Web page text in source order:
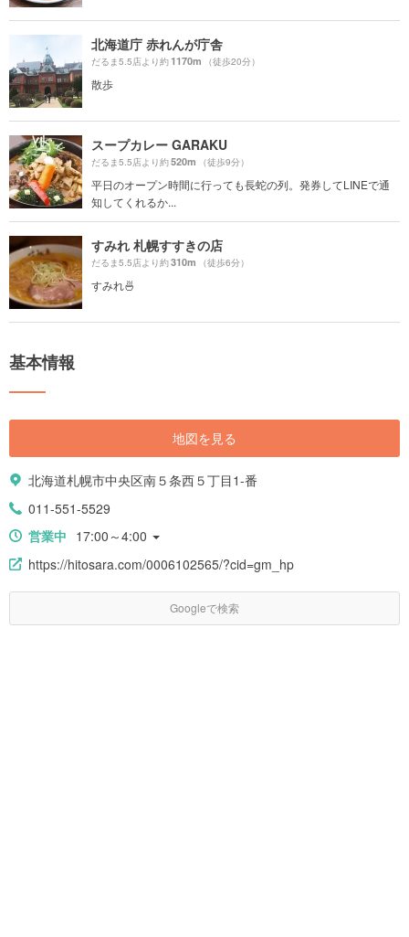
北海道庁 赤れんが庁舎
だるま5.5店より約1170m （徒歩20分）
散歩
スープカレー GARAKU
だるま5.5店より約520m （徒歩9分）
平日のオープン時間に行っても長蛇の列。発券してLINEで通
知してくれるか...
すみれ 札幌すすきの店
だるま5.5店より約310m （徒歩6分）
すみれ🍜
基本情報
地図を見る
北海道札幌市中央区南５条西５丁目1-番
011-551-5529
営業中 17:00～4:00
https://hitosara.com/0006102565/?cid=gm_hp
Googleで検索